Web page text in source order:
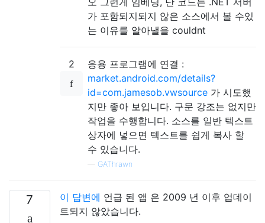
가 포함되지되지 않은 소스에서 볼 수있
는 이유를 알아낼을 couldnt
2
응용 프로그램에 연결 :
market.android.com/details?
id=com.jamesob.vwsource 가 시도했
지만 좋아 보입니다. 구문 강조는 없지만
작업을 수행합니다. 소스를 일반 텍스트
상자에 넣으면 텍스트를 쉽게 복사 할
수 있습니다.
— GAThrawn
7 이 답변에 언급 된 앱 은 2009 년 이후 업데이
트되지 않았습니다.